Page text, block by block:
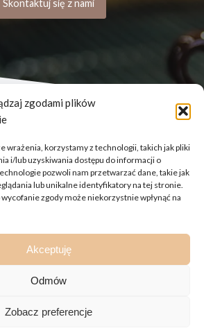
zgodami plików
wrażenia, korzystamy z technologii, takich jak pliki
i/lub uzyskiwania dostępu do informacji o
pozwoli nam przetwarzać dane, takie jak
lub unikalne identyfikatory na tej stronie.
zgody może niekorzystnie wpłynąć na
Akceptuję
Odmów
Zobacz preferencje
Skontaktuj się z nami
Advisory Sp. z o.o.
00-503 Warszawa
+48 535 444 451